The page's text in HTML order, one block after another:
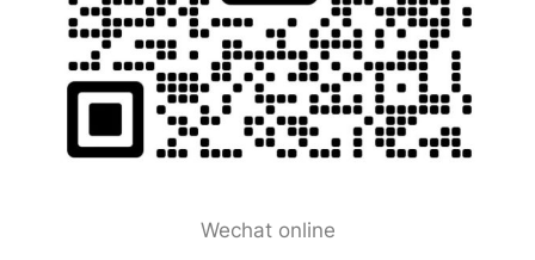
Wechat online